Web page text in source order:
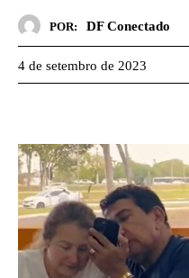
POR: DF Conectado
4 de setembro de 2023